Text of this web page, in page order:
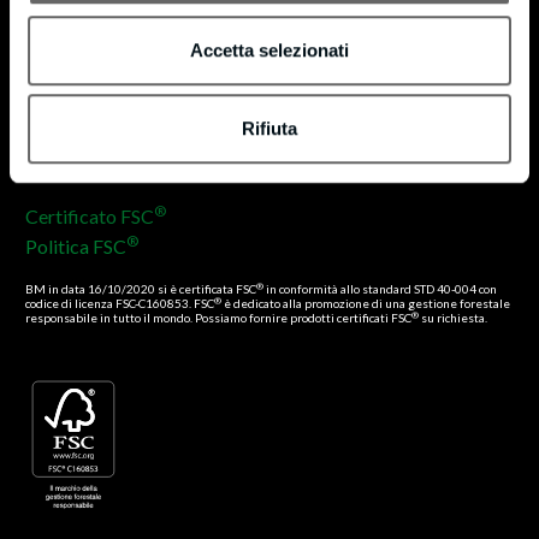
Accetta selezionati
Rifiuta
Cookie Policy
Certificazioni
Certificato FSC®
Politica FSC®
BM in data 16/10/2020 si è certificata FSC® in conformità allo standard STD 40-004 con
codice di licenza FSC-C160853. FSC® è dedicato alla promozione di una gestione forestale
responsabile in tutto il mondo. Possiamo fornire prodotti certificati FSC® su richiesta.